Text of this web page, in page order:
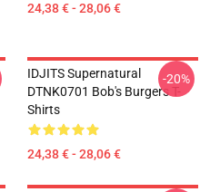
24,38 € - 28,06 €
IDJITS Supernatural
DTNK0701 Bob's Burgers T-
Shirts
24,38 € - 28,06 €
-20%